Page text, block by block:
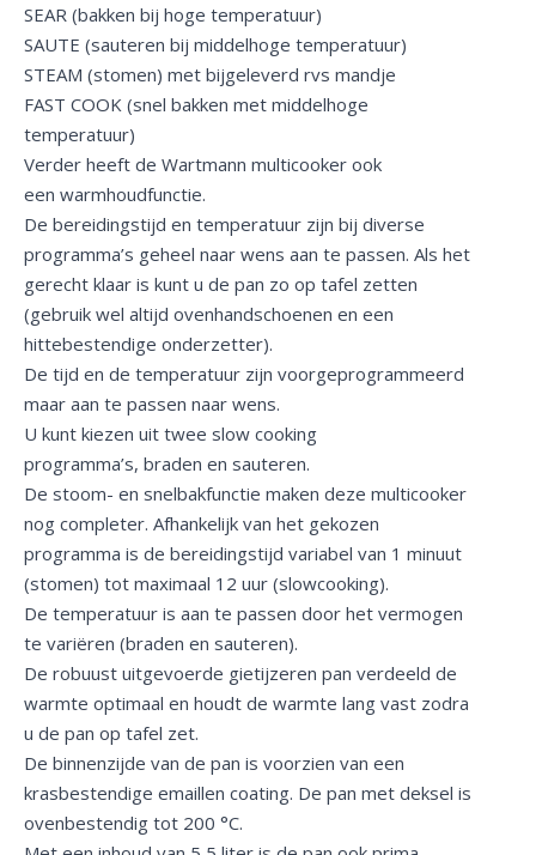
SEAR (bakken bij hoge temperatuur)
SAUTE (sauteren bij middelhoge temperatuur)
STEAM (stomen) met bijgeleverd rvs mandje
FAST COOK (snel bakken met middelhoge
temperatuur)
Verder heeft de Wartmann multicooker ook
een warmhoudfunctie.
De bereidingstijd en temperatuur zijn bij diverse
programma’s geheel naar wens aan te passen. Als het
gerecht klaar is kunt u de pan zo op tafel zetten
(gebruik wel altijd ovenhandschoenen en een
hittebestendige onderzetter).
De tijd en de temperatuur zijn voorgeprogrammeerd
maar aan te passen naar wens.
U kunt kiezen uit twee slow cooking
programma’s, braden en sauteren.
De stoom- en snelbakfunctie maken deze multicooker
nog completer. Afhankelijk van het gekozen
programma is de bereidingstijd variabel van 1 minuut
(stomen) tot maximaal 12 uur (slowcooking).
De temperatuur is aan te passen door het vermogen
te variëren (braden en sauteren).
De robuust uitgevoerde gietijzeren pan verdeeld de
warmte optimaal en houdt de warmte lang vast zodra
u de pan op tafel zet.
De binnenzijde van de pan is voorzien van een
krasbestendige emaillen coating. De pan met deksel is
ovenbestendig tot 200 °C.